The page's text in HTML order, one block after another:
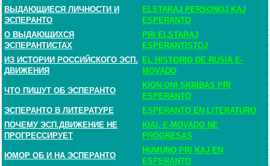
ВЫДАЮЩИЕСЯ ЛИЧНОСТИ И
ЭСПЕРАНТО
ELSTARAJ PERSONOJ KAJ
ESPERANTO
О ВЫДАЮЩИХСЯ
ЭСПЕРАНТИСТАХ
PRI ELSTARAJ
ESPERANTISTOJ
ИЗ ИСТОРИИ РОССИЙСКОГО ЭСП.
ДВИЖЕНИЯ
EL HISTORIO DE RUSIA E-
MOVADO
ЧТО ПИШУТ ОБ ЭСПЕРАНТО
KION ONI SKRIBAS PRI
ESPERANTO
ЭСПЕРАНТО В ЛИТЕРАТУРЕ
ESPERANTO EN LITERATURO
ПОЧЕМУ ЭСП.ДВИЖЕНИЕ НЕ
ПРОГРЕССИРУЕТ
KIAL E-MOVADO NE
PROGRESAS
ЮМОР ОБ И НА ЭСПЕРАНТО
HUMURO PRI KAJ EN
ESPERANTO